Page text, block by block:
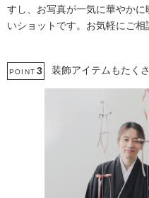
すし、お写真が一気に華やか
いショットです。お気軽にご相
POINT 3 装飾アイテムもたく